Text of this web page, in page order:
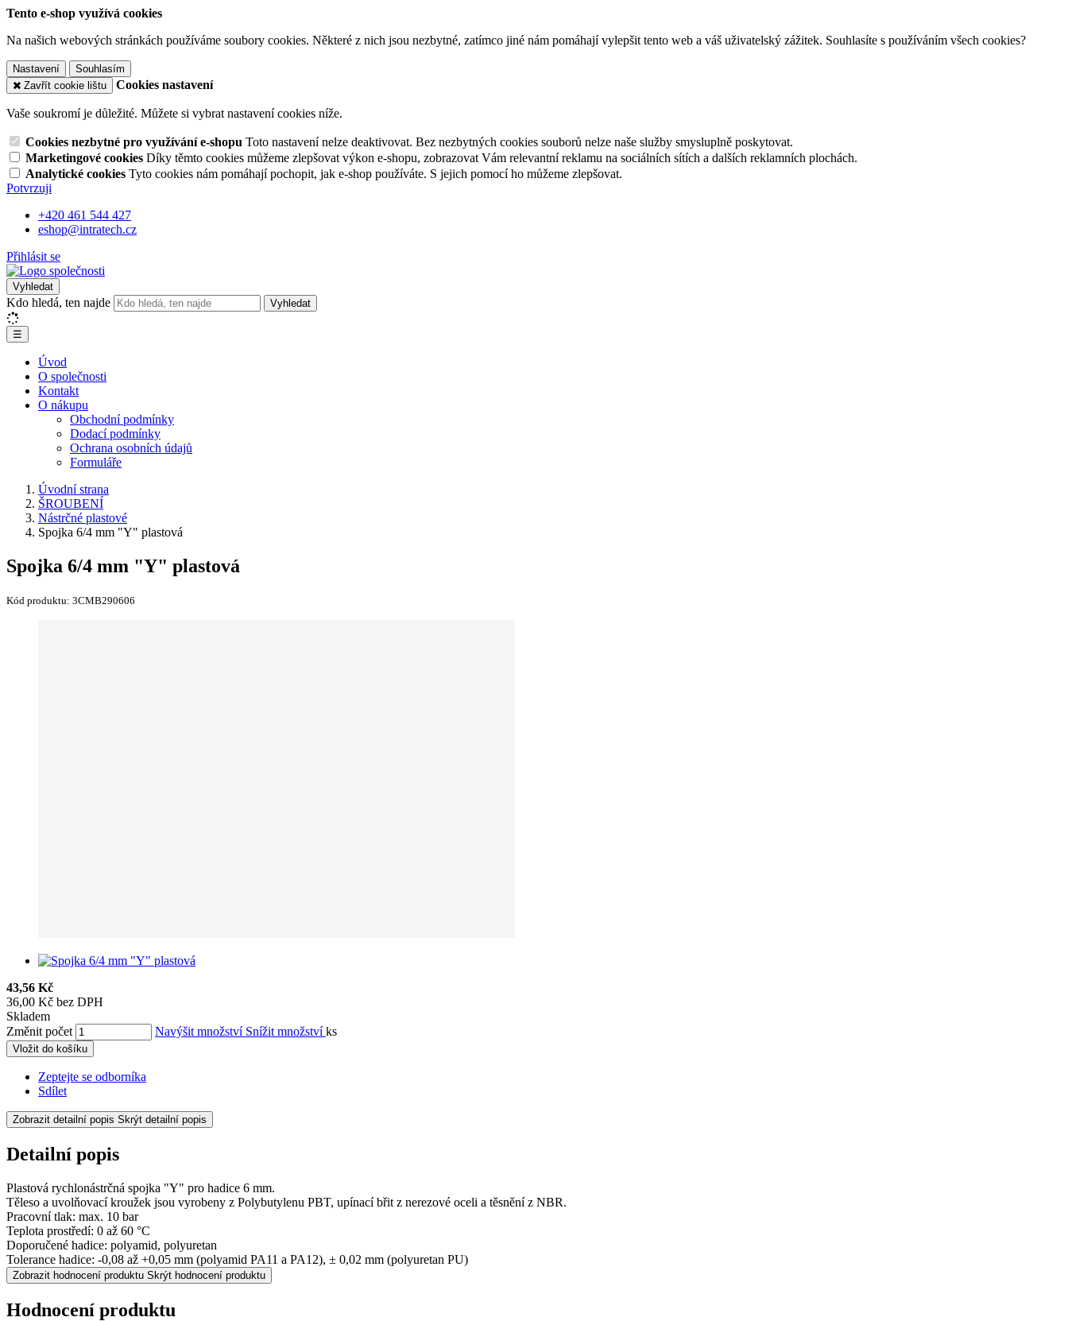
Tento e-shop využívá cookies
Na našich webových stránkách používáme soubory cookies. Některé z nich jsou nezbytné, zatímco jiné nám pomáhají vylepšit tento web a váš uživatelský zážitek. Souhlasíte s používáním všech cookies?
Nastavení
Souhlasím
Zavřít cookie lištu
Cookies nastavení
Vaše soukromí je důležité. Můžete si vybrat nastavení cookies níže.
Cookies nezbytné pro využívání e-shopu Toto nastavení nelze deaktivovat. Bez nezbytných cookies souborů nelze naše služby smysluplně poskytovat.
Marketingové cookies Díky těmto cookies můžeme zlepšovat výkon e-shopu, zobrazovat Vám relevantní reklamu na sociálních sítích a dalších reklamních plochách.
Analytické cookies Tyto cookies nám pomáhají pochopit, jak e-shop používáte. S jejich pomocí ho můžeme zlepšovat.
Potvrzuji
+420 461 544 427
eshop@intratech.cz
Přihlásit se
Vyhledat
Kdo hledá, ten najde Vyhledat
☰
Úvod
O společnosti
Kontakt
O nákupu
Obchodní podmínky
Dodací podmínky
Ochrana osobních údajů
Formuláře
Úvodní strana
ŠROUBENÍ
Nástrčné plastové
Spojka 6/4 mm "Y" plastová
Spojka 6/4 mm "Y" plastová
Kód produktu: 3CMB290606
43,56 Kč
36,00 Kč bez DPH
Skladem
Změnit počet
Navýšit množství Snížit množstvíks
Vložit do košíku
Zeptejte se odborníka
Sdílet
Zobrazit detailní popis Skrýt detailní popis
Detailní popis
Plastová rychlonástrčná spojka "Y" pro hadice 6 mm.
Těleso a uvolňovací kroužek jsou vyrobeny z Polybutylenu PBT, upínací břit z nerezové oceli a těsnění z NBR.
Pracovní tlak: max. 10 bar
Teplota prostředí: 0 až 60 °C
Doporučené hadice: polyamid, polyuretan
Tolerance hadice: -0,08 až +0,05 mm (polyamid PA11 a PA12), ± 0,02 mm (polyuretan PU)
Zobrazit hodnocení produktu Skrýt hodnocení produktu
Hodnocení produktu